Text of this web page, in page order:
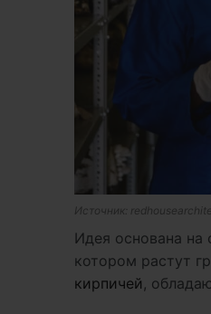
Источник:
Идея основана на
котором растут
кирпичей ,